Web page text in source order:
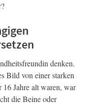
denken.
Bild von einer starken
Jahre alt waren, war
die Beine oder